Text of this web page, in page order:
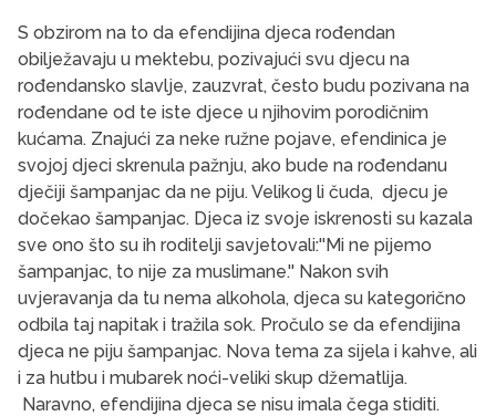
S obzirom na to da efendijina djeca rođendan
obilježavaju u mektebu, pozivajući svu djecu na
rođendansko slavlje, zauzvrat, često budu pozivana na
rođendane od te iste djece u njihovim porodičnim
kućama. Znajući za neke ružne pojave, efendinica je
svojoj djeci skrenula pažnju, ako bude na rođendanu
dječiji šampanjac da ne piju. Velikog li čuda, djecu je
dočekao šampanjac. Djeca iz svoje iskrenosti su kazala
sve ono što su ih roditelji savjetovali:''Mi ne pijemo
šampanjac, to nije za muslimane.'' Nakon svih
uvjeravanja da tu nema alkohola, djeca su kategorično
odbila taj napitak i tražila sok. Pročulo se da efendijina
djeca ne piju šampanjac. Nova tema za sijela i kahve, ali
i za hutbu i mubarek noći-veliki skup džematlija.
Naravno, efendijina djeca se nisu imala čega stiditi.